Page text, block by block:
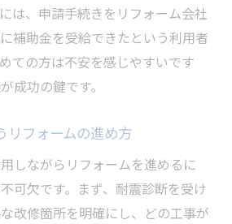
は、申請手続きをリフォーム会社
補助金を受給できたという利用者
ての方は不安を感じやすいです
成功の鍵です。
リフォームの進め方
しながらリフォームを進めるに
可欠です。まず、耐震診断を受け
改修箇所を明確にし、どの工事が